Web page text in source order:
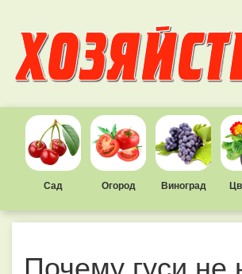
Сад Огород Виноград
Почему гуси не